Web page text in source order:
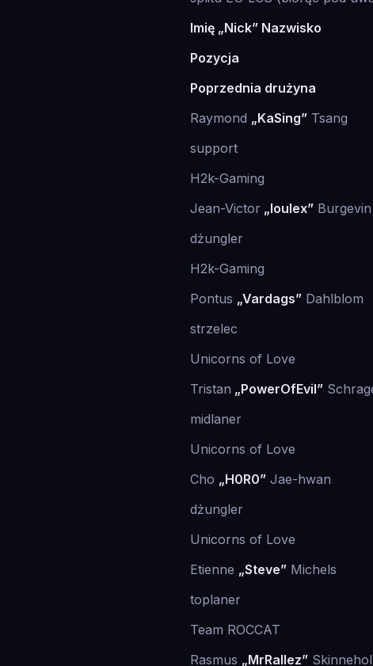
Imię „Nick” Nazwisko
Pozycja
Poprzednia drużyna
Raymond „KaSing” Tsang
support
H2k-Gaming
Jean-Victor „loulex” Burgevin
dżungler
H2k-Gaming
Pontus „Vardags” Dahlblom
strzelec
Unicorns of Love
Tristan „PowerOfEvil”
midlaner
Unicorns of Love
Cho „H0R0” Jae-hwan
dżungler
Unicorns of Love
Etienne „Steve” Michels
toplaner
Team ROCCAT
Rasmus „MrRallez”